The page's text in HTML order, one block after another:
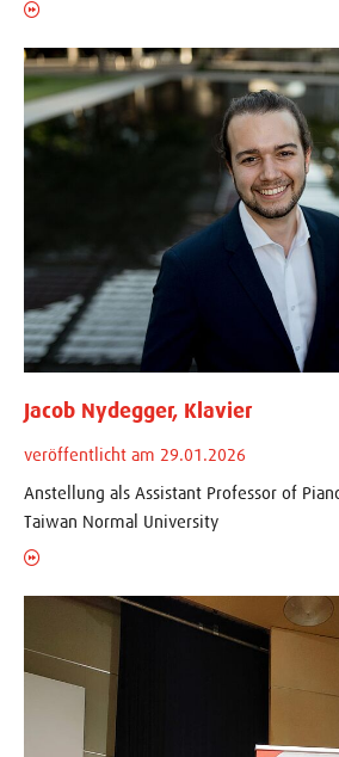
Jacob Nydegger, Klavier
veröffentlicht am 29.01.2026
Anstellung als Assistant Professor of
Taiwan Normal University